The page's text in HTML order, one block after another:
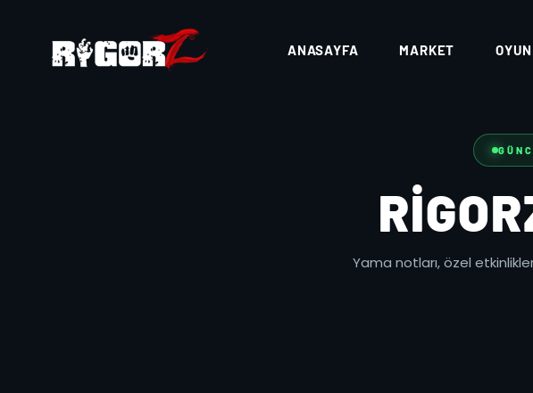
ANASAYFA MARKET
Yama notları, özel